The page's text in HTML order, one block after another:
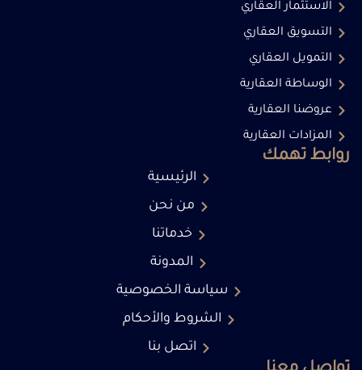
روابط تهمك
الرئيسية
من نحن
خدماتنا
المدونة
سياسة الخصوصية
الشروط والأحكام
اتصل بنا
الاستثمار العقاري
التسويق العقاري
التمويل العقاري
الوساطة العقارية
عروضنا العقارية
المزادات العقارية